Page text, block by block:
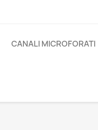
CANALI MICROFORATI